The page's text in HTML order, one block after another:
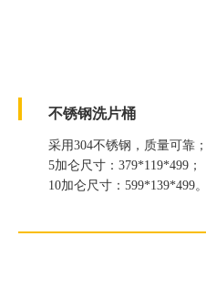
不锈钢洗片桶
采用304不锈钢，质量可靠；
5加仑尺寸：379*119*499；
10加仑尺寸：599*139*499。